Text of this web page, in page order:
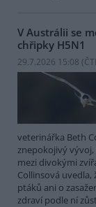
V Austrálii se
chřipky H5N1
29.7.2026 15:08 (
veterinářka Beth
znepokojivý vývoj,
mezi divokými
Collinsová
ptáků ani o
zdraví podle ní